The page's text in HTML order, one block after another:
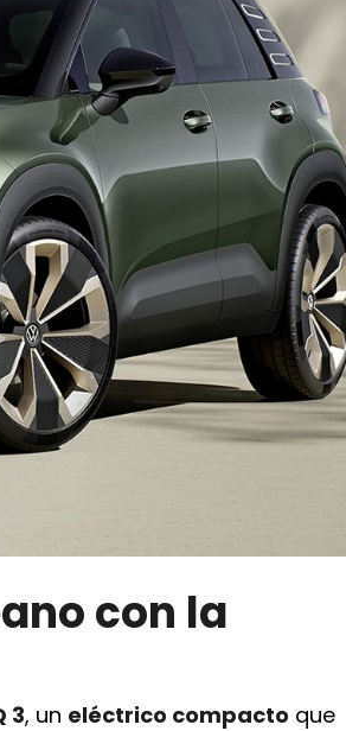
con la
3, un eléctrico compacto que